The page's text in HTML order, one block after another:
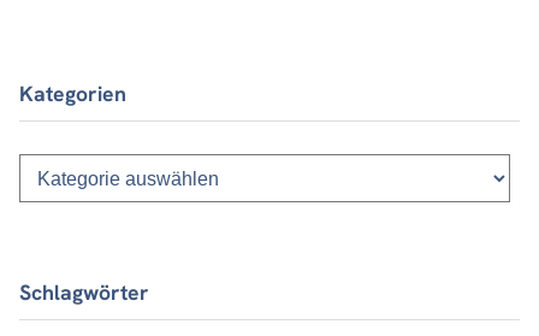
Kategorien
Kategorien
Schlagwörter